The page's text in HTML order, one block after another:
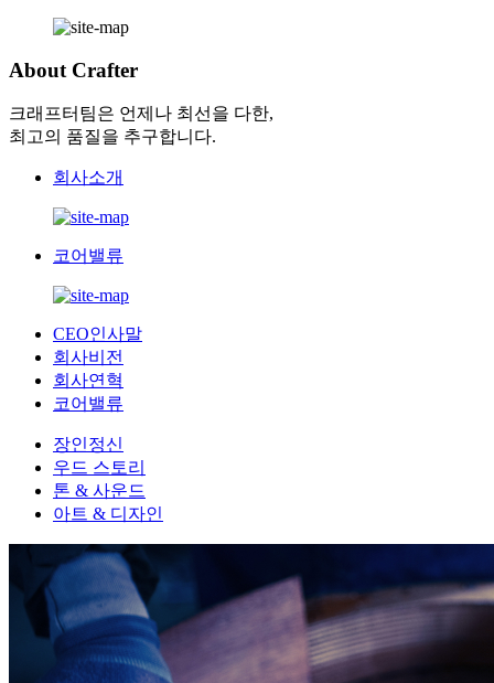
About Crafter
크래프터팀은 언제나 최선을 다한,
최고의 품질을 추구합니다.
회사소개
코어밸류
CEO인사말
회사비전
회사연혁
코어밸류
장인정신
우드 스토리
톤 & 사운드
아트 & 디자인